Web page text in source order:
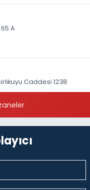
A
Caddesi 123B